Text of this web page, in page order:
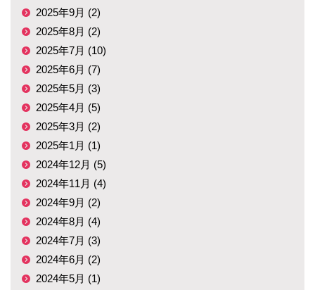
2025年9月 (2)
2025年8月 (2)
2025年7月 (10)
2025年6月 (7)
2025年5月 (3)
2025年4月 (5)
2025年3月 (2)
2025年1月 (1)
2024年12月 (5)
2024年11月 (4)
2024年9月 (2)
2024年8月 (4)
2024年7月 (3)
2024年6月 (2)
2024年5月 (1)